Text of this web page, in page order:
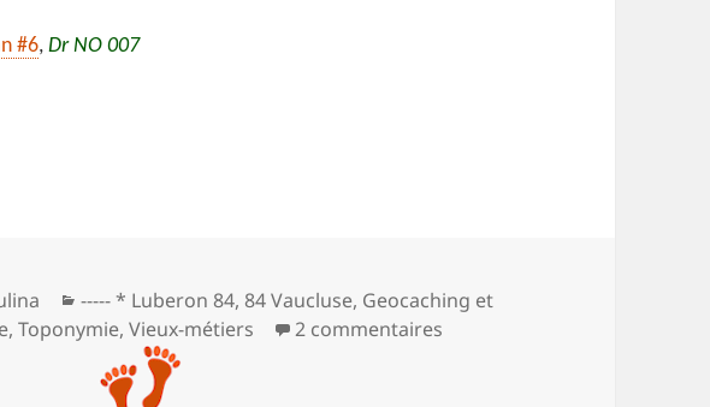
#6,Dr NO 007
de Rustrel
Catégories
----- * Luberon 84, 84 Vaucluse, Geocaching et
,Toponymie,Vieux-métiers 2 commentaires